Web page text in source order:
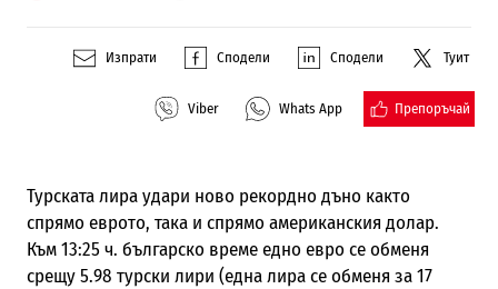
Изпрати Сподели Сподели Туит
Viber Whats App Препоръчай
Турската лира удари ново рекордно дъно както
спрямо еврото, така и спрямо американския долар.
Към 13:25 ч. българско време едно евро се обменя
срещу 5.98 турски лири (една лира се обменя за 17